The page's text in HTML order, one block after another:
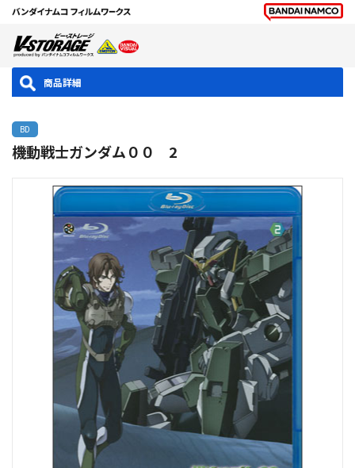
商品詳細
BD
機動戦士ガンダム００ 2